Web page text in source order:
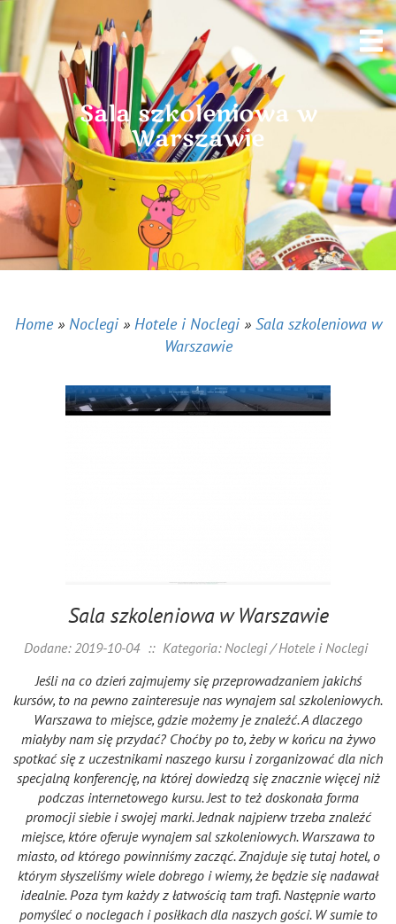
Sala szkoleniowa w
Warszawie
Home» Noclegi» Hotele i Noclegi» Sala szkoleniowa w
Warszawie
Sala szkoleniowa w Warszawie
Dodane: 2019-10-04 :: Kategoria: Noclegi / Hotele i Noclegi
Jeśli na co dzień zajmujemy się przeprowadzaniem jakichś
kursów, to na pewno zainteresuje nas wynajem sal szkoleniowych.
Warszawa to miejsce, gdzie możemy je znaleźć. A dlaczego
miałyby nam się przydać? Choćby po to, żeby w końcu na żywo
spotkać się z uczestnikami naszego kursu i zorganizować dla nich
specjalną konferencję, na której dowiedzą się znacznie więcej niż
podczas internetowego kursu. Jest to też doskonała forma
promocji siebie i swojej marki. Jednak najpierw trzeba znaleźć
miejsce, które oferuje wynajem sal szkoleniowych. Warszawa to
miasto, od którego powinniśmy zacząć. Znajduje się tutaj hotel, o
którym słyszeliśmy wiele dobrego i wiemy, że będzie się nadawał
idealnie. Poza tym każdy z łatwością tam trafi. Następnie warto
pomyśleć o noclegach i posiłkach dla naszych gości. W sumie to